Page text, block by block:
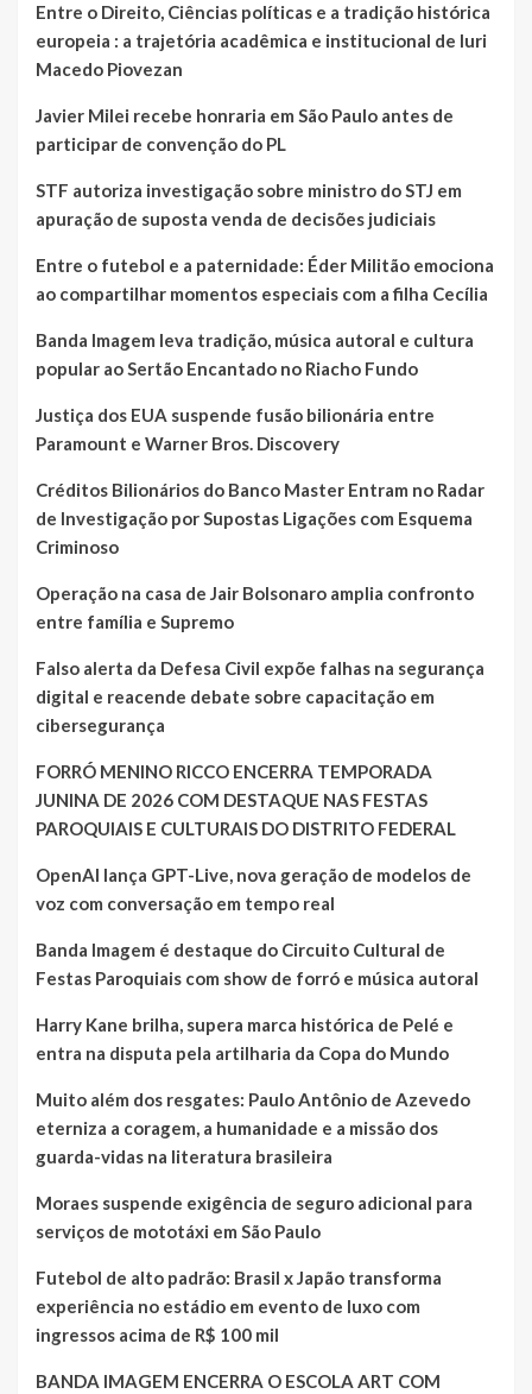
Entre o Direito, Ciências políticas e a tradição histórica
europeia : a trajetória acadêmica e institucional de Iuri
Macedo Piovezan
Javier Milei recebe honraria em São Paulo antes de
participar de convenção do PL
STF autoriza investigação sobre ministro do STJ em
apuração de suposta venda de decisões judiciais
Entre o futebol e a paternidade: Éder Militão emociona
ao compartilhar momentos especiais com a filha Cecília
Banda Imagem leva tradição, música autoral e cultura
popular ao Sertão Encantado no Riacho Fundo
Justiça dos EUA suspende fusão bilionária entre
Paramount e Warner Bros. Discovery
Créditos Bilionários do Banco Master Entram no Radar
de Investigação por Supostas Ligações com Esquema
Criminoso
Operação na casa de Jair Bolsonaro amplia confronto
entre família e Supremo
Falso alerta da Defesa Civil expõe falhas na segurança
digital e reacende debate sobre capacitação em
cibersegurança
FORRÓ MENINO RICCO ENCERRA TEMPORADA
JUNINA DE 2026 COM DESTAQUE NAS FESTAS
PAROQUIAIS E CULTURAIS DO DISTRITO FEDERAL
OpenAI lança GPT-Live, nova geração de modelos de
voz com conversação em tempo real
Banda Imagem é destaque do Circuito Cultural de
Festas Paroquiais com show de forró e música autoral
Harry Kane brilha, supera marca histórica de Pelé e
entra na disputa pela artilharia da Copa do Mundo
Muito além dos resgates: Paulo Antônio de Azevedo
eterniza a coragem, a humanidade e a missão dos
guarda-vidas na literatura brasileira
Moraes suspende exigência de seguro adicional para
serviços de mototáxi em São Paulo
Futebol de alto padrão: Brasil x Japão transforma
experiência no estádio em evento de luxo com
ingressos acima de R$ 100 mil
BANDA IMAGEM ENCERRA O ESCOLA ART COM